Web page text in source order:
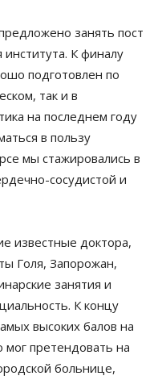
занять пост
института. К финалу
подготовлен по
так и в
на последнем году
в пользу
мы стажировались в
сосудистой и
известные доктора,
Голя, Запорожан,
занятия и
К концу
высоких балов на
мог претендовать на
больнице,